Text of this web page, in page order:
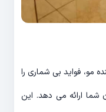
مو، فواید بی شماری را
ارائه می دهد. این